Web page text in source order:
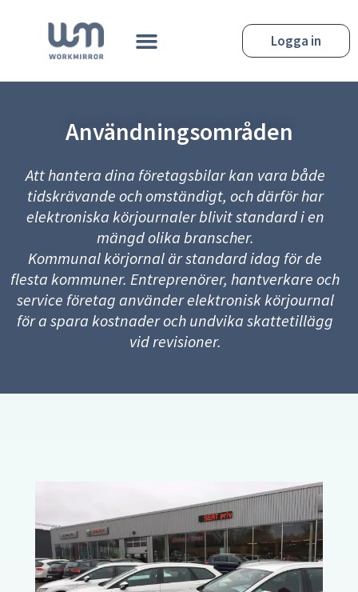
Meny Logga in
Användningsområden
Att hantera dina företagsbilar kan vara både
tidskrävande och omständigt, och därför har
elektroniska körjournaler blivit standard i en
mängd olika branscher.
Kommunal körjornal är standard idag för de
flesta kommuner. Entreprenörer, hantverkare och
service företag använder elektronisk körjournal
för a spara kostnader och undvika skattetillägg
vid revisioner.